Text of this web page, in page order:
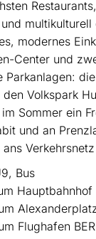
modernes
Center und
Parkanlagen:
den Volkspark
Sommer ein
und an
Bus
Hauptbahnhof
Flughafen BER